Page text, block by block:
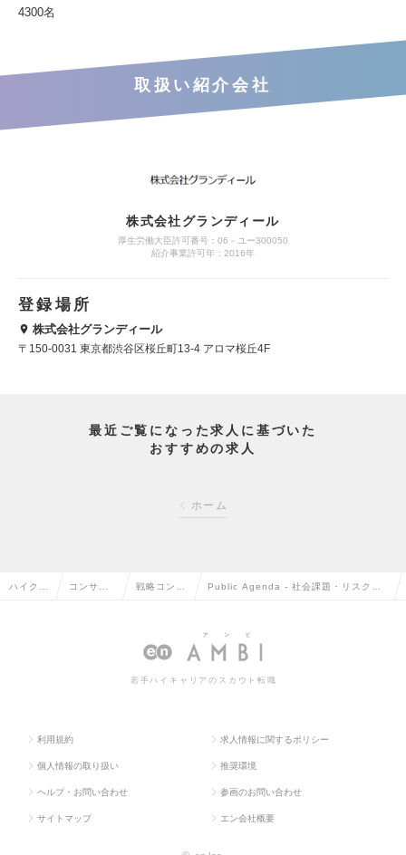
4300名
取扱い紹介会社
株式会社グランディール
厚生労働大臣許可番号：06－ユー300050
紹介事業許可年：2016年
登録場所
株式会社グランディール
〒150-0031 東京都渋谷区桜丘町13-4 アロマ桜丘4F
最近ご覧になった求人に基づいた
おすすめの求人
ホーム
ハイクラ コンサル 戦略コンサ
転職
Public Agenda - 社会課題・リスクマ
ス）の求人情報
若手ハイキャリアのスカウト転職
利用規約 求人情報に関するポリシー
個人情報の取り扱い 推奨環境
ヘルプ・お問い合わせ 参画のお問い合わせ
サイトマップ エン会社概要